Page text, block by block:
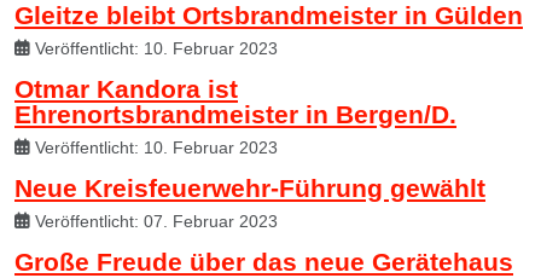
Gleitze bleibt Ortsbrandmeister in Gülden
Veröffentlicht: 10. Februar 2023
Otmar Kandora ist
Ehrenortsbrandmeister in Bergen/D.
Veröffentlicht: 10. Februar 2023
Neue Kreisfeuerwehr-Führung gewählt
Veröffentlicht: 07. Februar 2023
Große Freude über das neue Gerätehaus